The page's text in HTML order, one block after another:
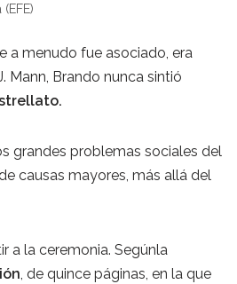
a menudo fue asociado, era
Mann, Brando nunca sintió
grandes problemas sociales del
causas mayores, más allá del
a la ceremonia. Segúnla
, de quince páginas, en la que